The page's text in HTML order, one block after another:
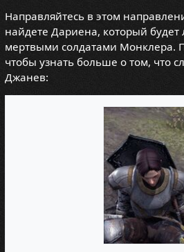
Направляйтесь в этом
найдете Дариена, который будет
мертвыми солдатами Монклера.
чтобы узнать больше о том, что
Джанев: